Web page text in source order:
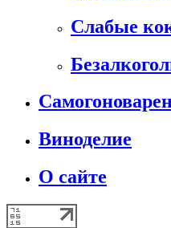
Слабые
Виноделие
О сайте